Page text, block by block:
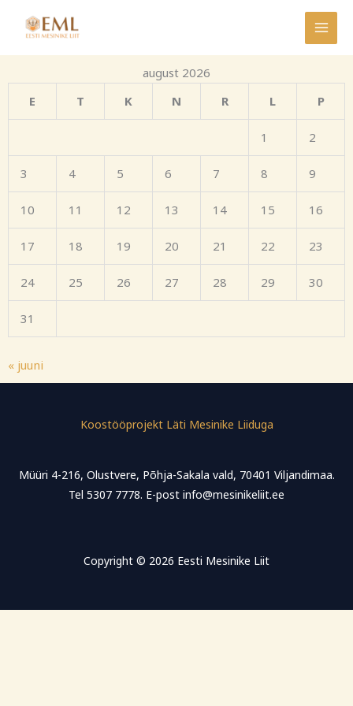
august 2026
E
T K N R L P
1 2
3 4 5 6 7 8 9
10 11 12 13 14 15 16
17 18 19 20 21 22 23
24 25 26 27 28 29 30
31
« juuni
Koostööprojekt Läti Mesinike Liiduga
Müüri 4-216, Olustvere, Põhja-Sakala vald, 70401 Viljandimaa.
Tel 5307 7778. E-post info@mesinikeliit.ee
Copyright © 2026 Eesti Mesinike Liit